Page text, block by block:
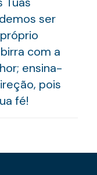
ser
com a
ensina-
pois
fé!